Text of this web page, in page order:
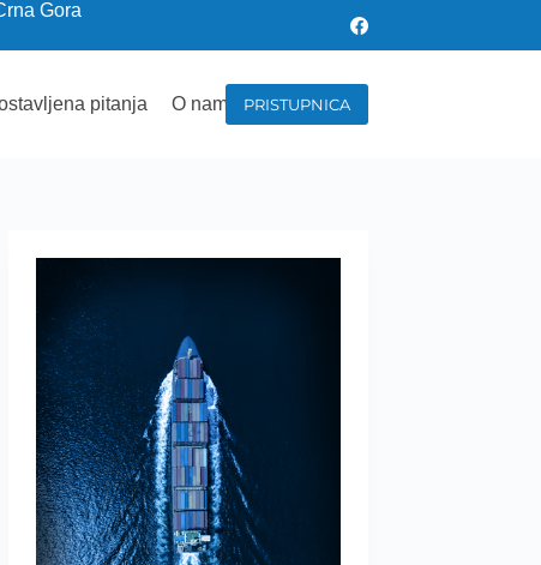
Gora
pitanja O nama PRISTUPNICA